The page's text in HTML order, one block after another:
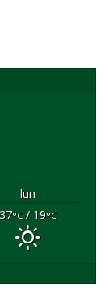
lun
37°C/ 19°C